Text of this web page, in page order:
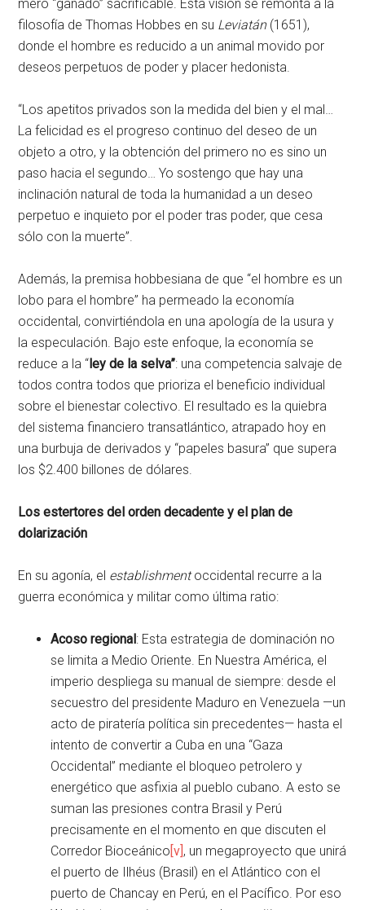
mero “ganado” sacrificable. Esta visión se remonta a la
filosofía de Thomas Hobbes en su Leviatán(1651),
donde el hombre es reducido a un animal movido por
deseos perpetuos de poder y placer hedonista.
“Los apetitos privados son la medida del bien y el mal…
La felicidad es el progreso continuo del deseo de un
objeto a otro, y la obtención del primero no es sino un
paso hacia el segundo… Yo sostengo que hay una
inclinación natural de toda la humanidad a un deseo
perpetuo e inquieto por el poder tras poder, que cesa
sólo con la muerte”.
Además, la premisa hobbesiana de que “el hombre es un
lobo para el hombre” ha permeado la economía
occidental, convirtiéndola en una apología de la usura y
la especulación. Bajo este enfoque, la economía se
reduce a la “ ley de la selva”: una competencia salvaje de
todos contra todos que prioriza el beneficio individual
sobre el bienestar colectivo. El resultado es la quiebra
del sistema financiero transatlántico, atrapado hoy en
una burbuja de derivados y “papeles basura” que supera
los $2.400 billones de dólares.
Los estertores del orden decadente y el plan de
dolarización
En su agonía, el establishmentoccidental recurre a la
guerra económica y militar como última ratio:
Acoso regional : Esta estrategia de dominación no
se limita a Medio Oriente. En Nuestra América, el
imperio despliega su manual de siempre: desde el
secuestro del presidente Maduro en Venezuela —un
acto de piratería política sin precedentes— hasta el
intento de convertir a Cuba en una “Gaza
Occidental” mediante el bloqueo petrolero y
energético que asfixia al pueblo cubano. A esto se
suman las presiones contra Brasil y Perú
precisamente en el momento en que discuten el
Corredor Bioceánico [v] , un megaproyecto que unirá
el puerto de Ilhéus (Brasil) en el Atlántico con el
puerto de Chancay en Perú, en el Pacífico. Por eso